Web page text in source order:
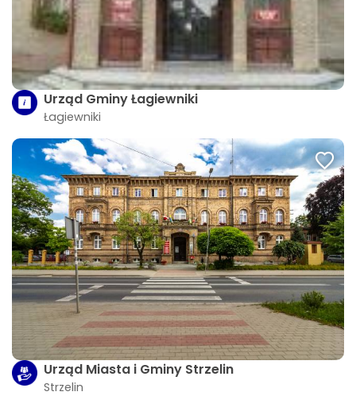
Urząd Gminy Łagiewniki
Łagiewniki
Urząd Miasta i Gminy Strzelin
Strzelin